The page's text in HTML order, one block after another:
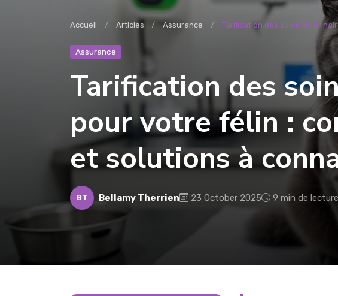
Accueil Articles Assurance Tarification des soins
Assurance
Tarification des
pour votre félin :
et solutions à
BT Bellamy Therrien 23 October 2025 9 min de lecture